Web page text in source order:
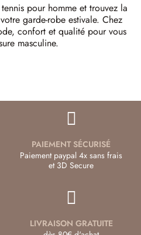
pour homme et trouvez la
garde-robe estivale. Chez
confort et qualité pour vous
masculine.
PAIEMENT SÉCURISÉ
Paiement paypal 4x sans frais
et 3D Secure
LIVRAISON GRATUITE